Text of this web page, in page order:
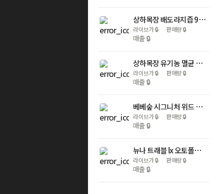
상하목장 배도라지즙 90ml 20팩 [도착보장]
라이브가🔒 판매량🔒
매출 🔒
상하목장 유기농 멸균 우유 125ml 24팩 [도착보장]
라이브가🔒 판매량🔒
매출 🔒
베베숲 시그니처 위드 레드 고평량 아기물티슈 70매 캡형 10+10팩
라이브가🔒 판매량🔒
매출 🔒
뉴나 트래블 lx 오토폴딩 휴대용 유모차
라이브가🔒 판매량🔒
매출 🔒